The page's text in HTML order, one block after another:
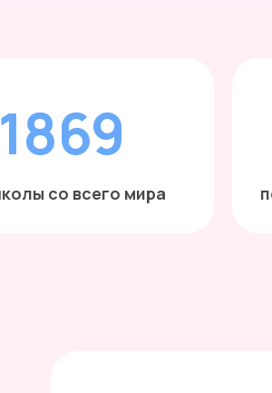
со всего мира